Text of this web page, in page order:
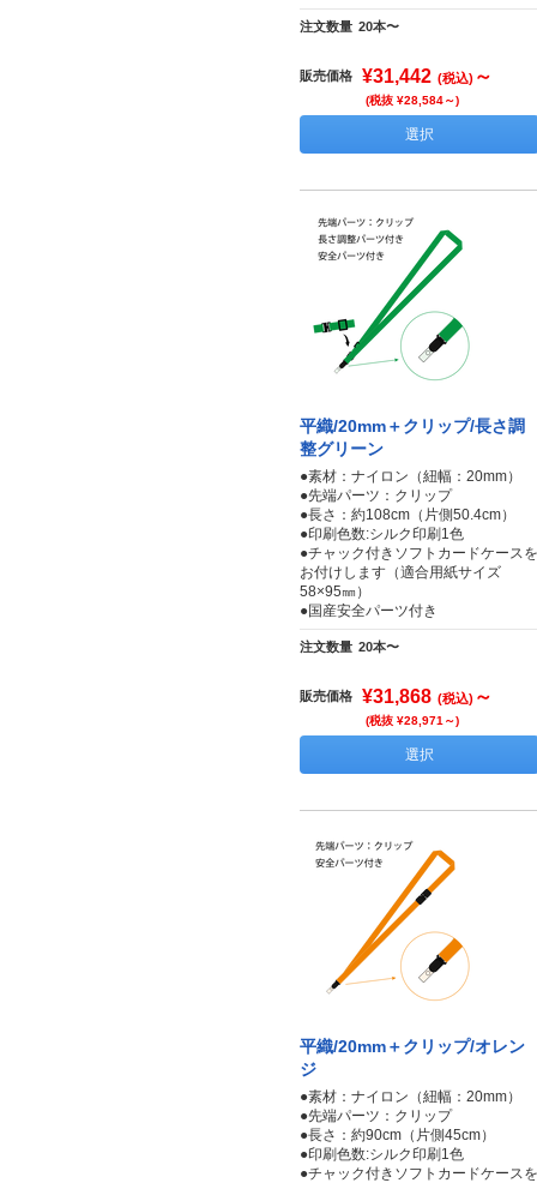
注文数量 20本〜
販売価格 ¥31,442 (税込) ～
(税抜 ¥28,584～)
選択
平織/20mm＋クリップ/長さ調
整グリーン
●素材：ナイロン（紐幅：20mm）
●先端パーツ：クリップ
●長さ：約108cm（片側50.4cm）
●印刷色数:シルク印刷1色
●チャック付きソフトカードケースを
お付けします（適合用紙サイズ
58×95㎜）
●国産安全パーツ付き
注文数量 20本〜
販売価格 ¥31,868 (税込) ～
(税抜 ¥28,971～)
選択
平織/20mm＋クリップ/オレン
ジ
●素材：ナイロン（紐幅：20mm）
●先端パーツ：クリップ
●長さ：約90cm（片側45cm）
●印刷色数:シルク印刷1色
●チャック付きソフトカードケースを